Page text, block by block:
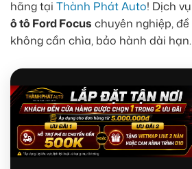
hãng tại Thành Phát Auto! Dịch
ô tô Ford Focus chuyên nghiệp,
không cần chìa, bảo hành dài